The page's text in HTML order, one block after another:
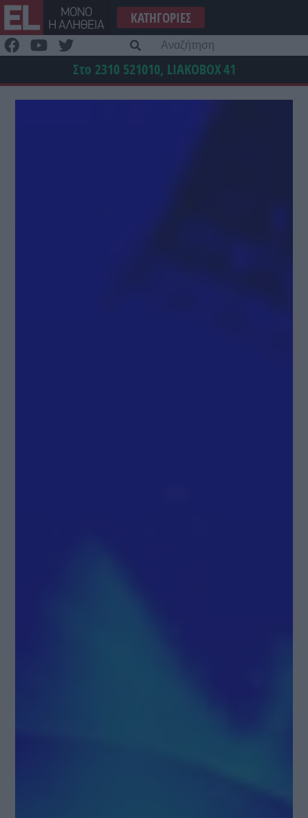
Μετάβαση
στο
περιεχόμενο
ΚΑΤΗΓΟΡΊΕΣ
Στο 2310 521010, LIAKOBOX41